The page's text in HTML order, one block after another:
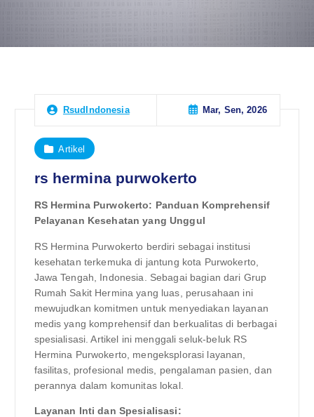
RsudIndonesia Mar, Sen, 2026
Artikel
rs hermina purwokerto
RS Hermina Purwokerto: Panduan Komprehensif
Pelayanan Kesehatan yang Unggul
RS Hermina Purwokerto berdiri sebagai institusi
kesehatan terkemuka di jantung kota Purwokerto,
Jawa Tengah, Indonesia. Sebagai bagian dari Grup
Rumah Sakit Hermina yang luas, perusahaan ini
mewujudkan komitmen untuk menyediakan layanan
medis yang komprehensif dan berkualitas di berbagai
spesialisasi. Artikel ini menggali seluk-beluk RS
Hermina Purwokerto, mengeksplorasi layanan,
fasilitas, profesional medis, pengalaman pasien, dan
perannya dalam komunitas lokal.
Layanan Inti dan Spesialisasi: